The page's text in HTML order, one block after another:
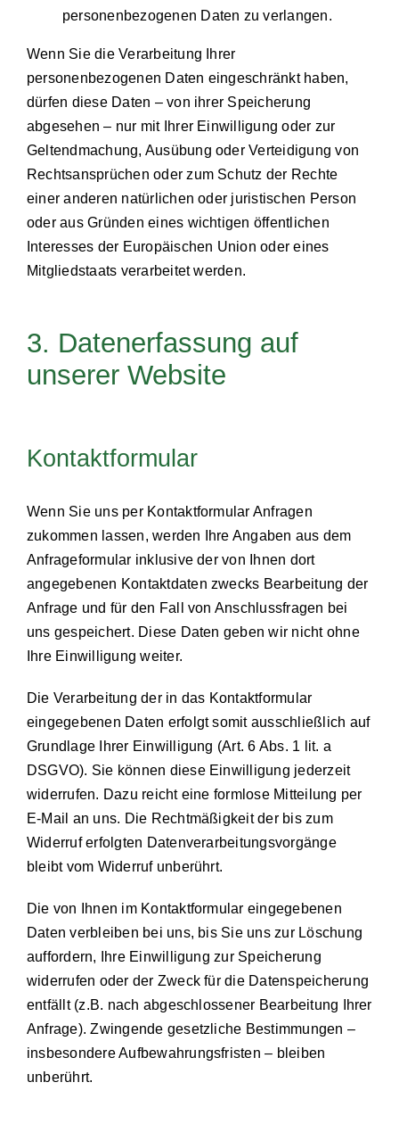
personenbezogenen Daten zu verlangen.
Wenn Sie die Verarbeitung Ihrer
personenbezogenen Daten eingeschränkt haben,
dürfen diese Daten – von ihrer Speicherung
abgesehen – nur mit Ihrer Einwilligung oder zur
Geltendmachung, Ausübung oder Verteidigung von
Rechtsansprüchen oder zum Schutz der Rechte
einer anderen natürlichen oder juristischen Person
oder aus Gründen eines wichtigen öffentlichen
Interesses der Europäischen Union oder eines
Mitgliedstaats verarbeitet werden.
3. Datenerfassung auf
unserer Website
Kontaktformular
Wenn Sie uns per Kontaktformular Anfragen
zukommen lassen, werden Ihre Angaben aus dem
Anfrageformular inklusive der von Ihnen dort
angegebenen Kontaktdaten zwecks Bearbeitung der
Anfrage und für den Fall von Anschlussfragen bei
uns gespeichert. Diese Daten geben wir nicht ohne
Ihre Einwilligung weiter.
Die Verarbeitung der in das Kontaktformular
eingegebenen Daten erfolgt somit ausschließlich auf
Grundlage Ihrer Einwilligung (Art. 6 Abs. 1 lit. a
DSGVO). Sie können diese Einwilligung jederzeit
widerrufen. Dazu reicht eine formlose Mitteilung per
E-Mail an uns. Die Rechtmäßigkeit der bis zum
Widerruf erfolgten Datenverarbeitungsvorgänge
bleibt vom Widerruf unberührt.
Die von Ihnen im Kontaktformular eingegebenen
Daten verbleiben bei uns, bis Sie uns zur Löschung
auffordern, Ihre Einwilligung zur Speicherung
widerrufen oder der Zweck für die Datenspeicherung
entfällt (z.B. nach abgeschlossener Bearbeitung Ihrer
Anfrage). Zwingende gesetzliche Bestimmungen –
insbesondere Aufbewahrungsfristen – bleiben
unberührt.